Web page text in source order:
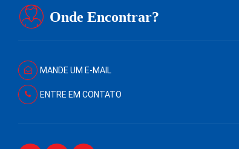
Onde Encontrar?
MANDE UM E-MAIL
ENTRE EM CONTATO